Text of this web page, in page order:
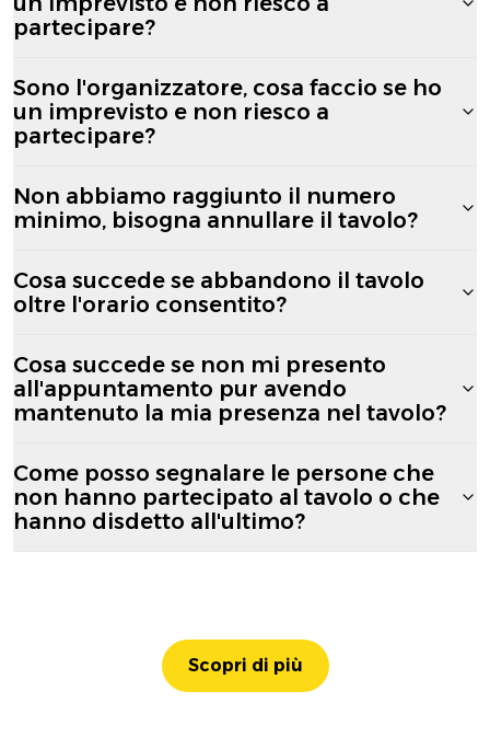
partecipare?
Sono l'organizzatore, cosa faccio se ho
un imprevisto e non riesco a
partecipare?
Non abbiamo raggiunto il numero
minimo, bisogna annullare il tavolo?
Cosa succede se abbandono il tavolo
oltre l'orario consentito?
Cosa succede se non mi presento
all'appuntamento pur avendo
mantenuto la mia presenza nel tavolo?
Come posso segnalare le persone che
non hanno partecipato al tavolo o che
hanno disdetto all'ultimo?
Scopri di più